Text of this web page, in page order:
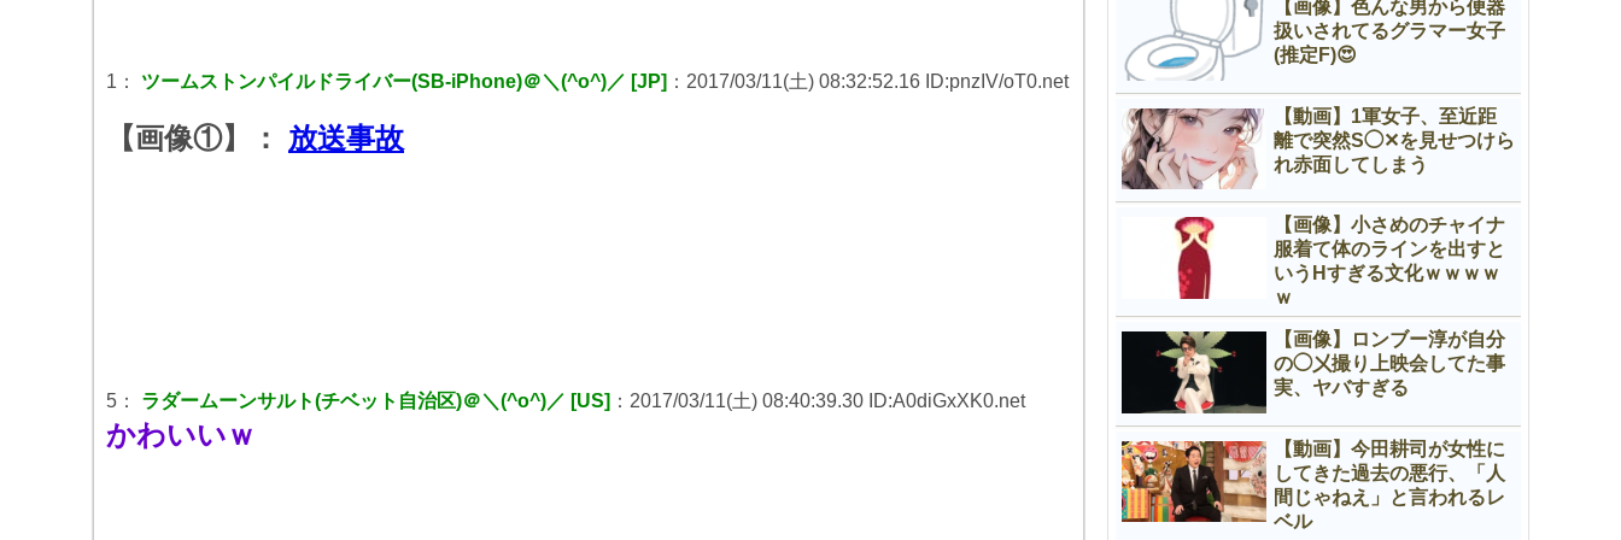
1： ツームストンパイルドライバー(SB-iPhone)＠＼(^o^)／ [JP] ：2017/03/11(土) 08:32:52.16 ID:pnzIV/oT0.net
【画像①】： 放送事故
5： ラダームーンサルト(チベット自治区)＠＼(^o^)／ [US] ：2017/03/11(土) 08:40:39.30 ID:A0diGxXK0.net
かわいいｗ
【画像】色んな男から便器
扱いされてるグラマー女子
(推定F)😍
【動画】1軍女子、至近距
離で突然S◯✕を見せつけら
れ赤面してしまう
【画像】小さめのチャイナ
服着て体のラインを出すと
いうНすぎる文化ｗｗｗｗ
ｗ
【画像】ロンブー淳が自分
の◯㐅撮り上映会してた事
実、ヤバすぎる
【動画】今田耕司が女性に
してきた過去の悪行、「人
間じゃねえ」と言われるレ
ベル